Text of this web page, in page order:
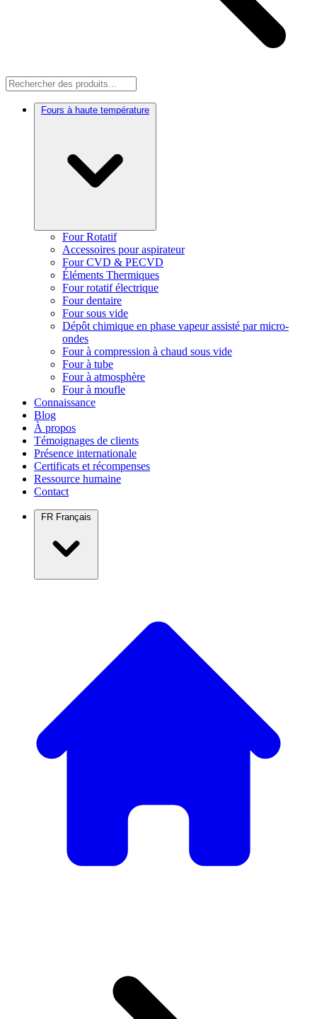
Fours à haute température
Four Rotatif
Accessoires pour aspirateur
Four CVD & PECVD
Éléments Thermiques
Four rotatif électrique
Four dentaire
Four sous vide
Dépôt chimique en phase vapeur assisté par micro-
ondes
Four à compression à chaud sous vide
Four à tube
Four à atmosphère
Four à moufle
Connaissance
Blog
À propos
Témoignages de clients
Présence internationale
Certificats et récompenses
Ressource humaine
Contact
FR Français